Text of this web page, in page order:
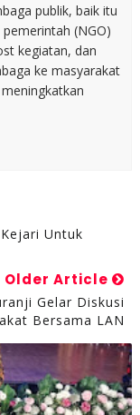
publik, baik itu
(NGO)
kegiatan, dan
ke masyarakat
Untuk
Older Article
Gelar Diskusi
Bersama LAN